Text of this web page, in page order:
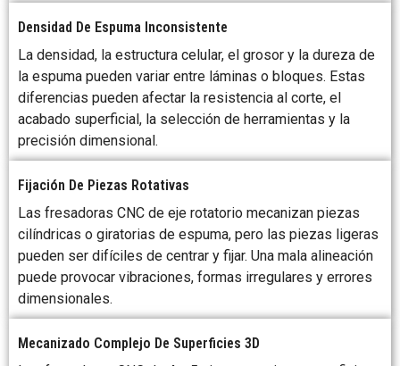
Densidad De Espuma Inconsistente
La densidad, la estructura celular, el grosor y la dureza de
la espuma pueden variar entre láminas o bloques. Estas
diferencias pueden afectar la resistencia al corte, el
acabado superficial, la selección de herramientas y la
precisión dimensional.
Fijación De Piezas Rotativas
Las fresadoras CNC de eje rotatorio mecanizan piezas
cilíndricas o giratorias de espuma, pero las piezas ligeras
pueden ser difíciles de centrar y fijar. Una mala alineación
puede provocar vibraciones, formas irregulares y errores
dimensionales.
Mecanizado Complejo De Superficies 3D